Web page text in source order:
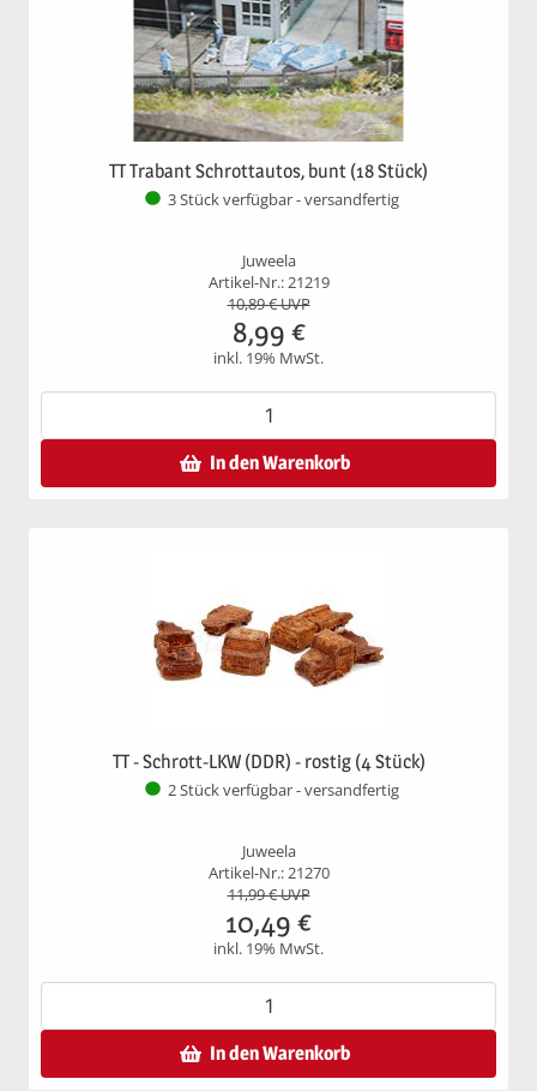
TT Trabant Schrottautos, bunt (18 Stück)
3 Stück verfügbar - versandfertig
Juweela
Artikel-Nr.: 21219
10,89€ UVP
8,99 €
inkl. 19% MwSt.
In den Warenkorb
TT - Schrott-LKW (DDR) - rostig (4 Stück)
2 Stück verfügbar - versandfertig
Juweela
Artikel-Nr.: 21270
11,99€ UVP
10,49 €
inkl. 19% MwSt.
In den Warenkorb